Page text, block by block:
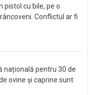
pistol cu bile, pe o
Conflictul ar fi
națională pentru 30 de
ovine și caprine sunt